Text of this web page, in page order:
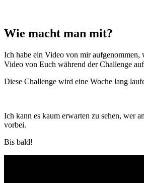
Wie macht man mit?
Ich habe ein Video von mir
Video von Euch während der Challenge
Diese Challenge wird eine Woche lang
Ich kann es kaum erwarten zu sehen, wer
vorbei.
Bis bald!